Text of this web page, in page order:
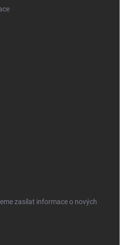
zasílat informace o nových